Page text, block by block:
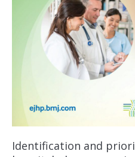
Identification and